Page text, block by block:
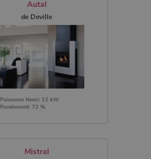
Autal
de Deville
Puissance Nomi: 11 kW
Rendement: 72 %
Mistral